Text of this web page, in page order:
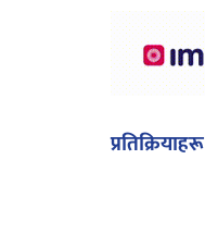
प्रतिक्रियाहरू